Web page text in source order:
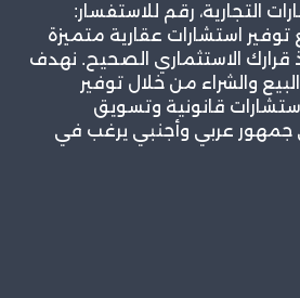
التجارية، رقم للاستفسار:
مع توفير استشارات عقارية متميزة
الاستثماري الصحيح. نهدف
والشراء من خلال توفير
قانونية وتسويق
جمهور عربي وأجنبي يرغب في